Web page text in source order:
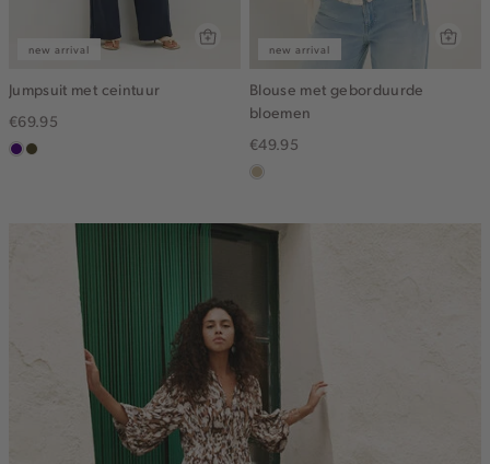
new arrival
Jumpsuit met ceintuur
€69.95
indigogroen,
new arrival
Blouse met geborduurde
bloemen
€49.95
lichtzand